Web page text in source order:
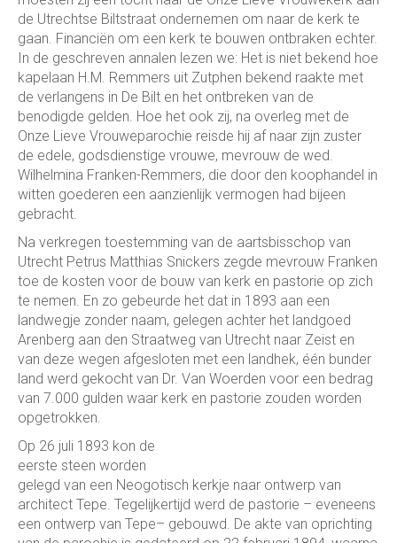
de Utrechtse Biltstraat ondernemen om naar de kerk te
gaan. Financiën om een kerk te bouwen ontbraken echter.
In de geschreven annalen lezen we: Het is niet bekend hoe
kapelaan H.M. Remmers uit Zutphen bekend raakte met
de verlangens in De Bilt en het ontbreken van de
benodigde gelden. Hoe het ook zij, na overleg met de
Onze Lieve Vrouweparochie reisde hij af naar zijn zuster
de edele, godsdienstige vrouwe, mevrouw de wed.
Wilhelmina Franken-Remmers, die door den koophandel in
witten goederen een aanzienlijk vermogen had bijeen
gebracht.
Na verkregen toestemming van de aartsbisschop van
Utrecht Petrus Matthias Snickers zegde mevrouw Franken
toe de kosten voor de bouw van kerk en pastorie op zich
te nemen. En zo gebeurde het dat in 1893 aan een
landwegje zonder naam, gelegen achter het landgoed
Arenberg aan den Straatweg van Utrecht naar Zeist en
van deze wegen afgesloten met een landhek, één bunder
land werd gekocht van Dr. Van Woerden voor een bedrag
van 7.000 gulden waar kerk en pastorie zouden worden
opgetrokken.
Op 26 juli 1893 kon de
eerste steen worden
gelegd van een Neogotisch kerkje naar ontwerp van
architect Tepe. Tegelijkertijd werd de pastorie – eveneens
een ontwerp van Tepe– gebouwd. De akte van oprichting